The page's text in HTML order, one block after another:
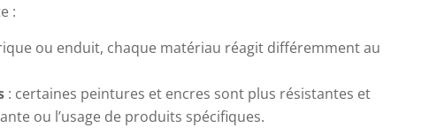
:
ou enduit, chaque matériau réagit différemment au
: certaines peintures et encres sont plus résistantes et
ou l’usage de produits spécifiques.